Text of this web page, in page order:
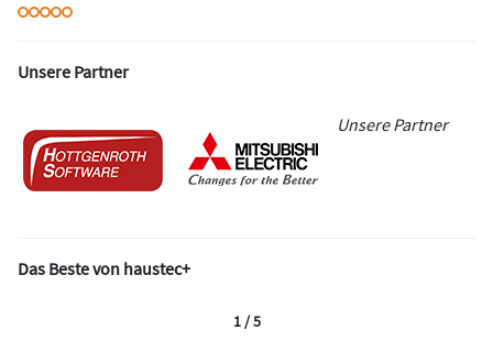
Unsere Partner
Unsere Partner
Das Beste von haustec+
1 / 5